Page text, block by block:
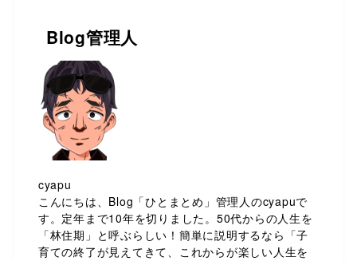
Blog管理人
cyapu
こんにちは、Blog「ひとまとめ」管理人のcyapuで
す。定年まで10年を切りました。50代からの人生を
「林住期」と呼ぶらしい！簡単に説明するなら「子
育ての終了が見えてきて、これからが楽しい人生を